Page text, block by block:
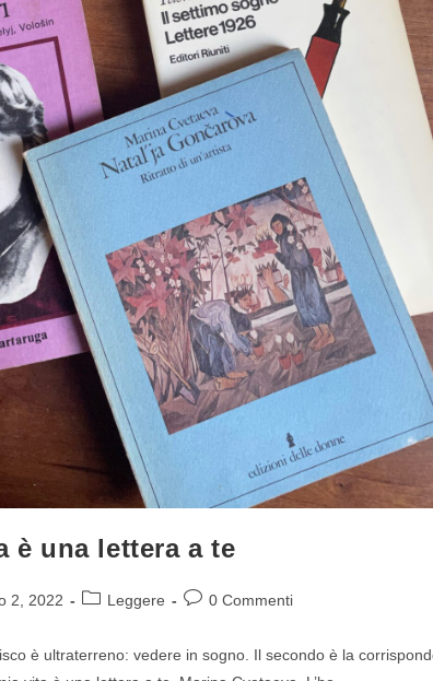
è una lettera a te
2, 2022 Leggere 0 Commenti
è ultraterreno: vedere in sogno. Il secondo è la